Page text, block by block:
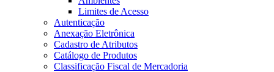
Limites de Acesso
Autenticação
Anexação Eletrônica
Cadastro de Atributos
Catálogo de Produtos
Classificação Fiscal de Mercadoria